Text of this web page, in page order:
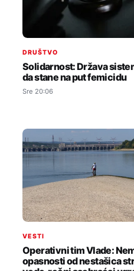
DRUŠTVO
Solidarnost: Država
da stane na put femicidu
Sre 20:06
VESTI
Operativni tim Vlade:
opasnosti od nestašica